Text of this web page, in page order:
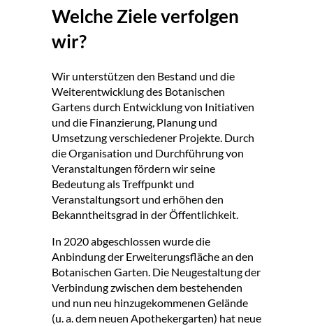
Welche Ziele verfolgen
wir?
Wir unterstützen den Bestand und die
Weiterentwicklung des Botanischen
Gartens durch Entwicklung von Initiativen
und die Finanzierung, Planung und
Umsetzung verschiedener Projekte. Durch
die Organisation und Durchführung von
Veranstaltungen fördern wir seine
Bedeutung als Treffpunkt und
Veranstaltungsort und erhöhen den
Bekanntheitsgrad in der Öffentlichkeit.
In 2020 abgeschlossen wurde die
Anbindung der Erweiterungsfläche an den
Botanischen Garten. Die Neugestaltung der
Verbindung zwischen dem bestehenden
und nun neu hinzugekommenen Gelände
(u. a. dem neuen Apothekergarten) hat neue